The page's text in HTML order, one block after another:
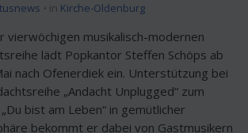
in Kirche-Oldenburg
vierwöchigen musikalisch-modernen
lädt Popkantor Steffen Schöps ab
nach Ofenerdiek ein. Unterstützung bei
„Andacht Unplugged“ zum
bist am Leben“ in gemütlicher
bekommt er dabei von Gastmusikern